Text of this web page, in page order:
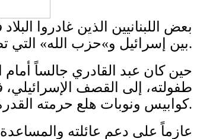
بعض اللبنانيين الذين غادروا
بين إسرائيل و»حزب الله» التي تصاعدت في أيلول.
حين كان عبد القادري جالساً
كوابيس ونوبات هلع حرمته القدرة على النوم.